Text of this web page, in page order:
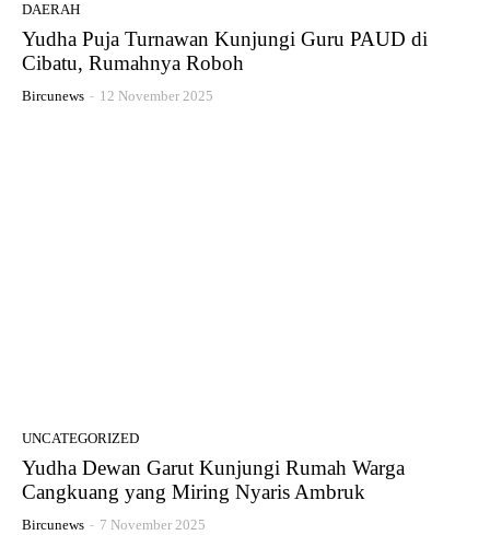
DAERAH
Yudha Puja Turnawan Kunjungi Guru PAUD di
Cibatu, Rumahnya Roboh
Bircunews - 12 November 2025
UNCATEGORIZED
Yudha Dewan Garut Kunjungi Rumah Warga
Cangkuang yang Miring Nyaris Ambruk
Bircunews - 7 November 2025